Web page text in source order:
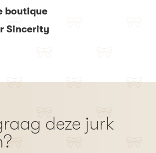
boutique
Sincerity
deze jurk